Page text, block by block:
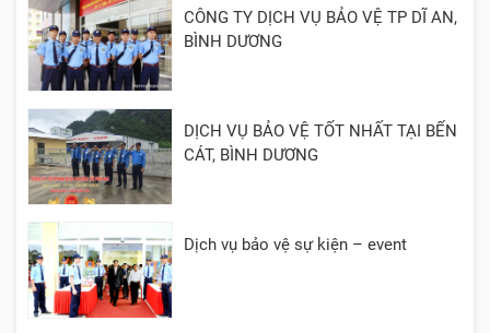
CÔNG TY DỊCH VỤ BẢO VỆ TP DĨ AN,
BÌNH DƯƠNG
DỊCH VỤ BẢO VỆ TỐT NHẤT TẠI BẾN
CÁT, BÌNH DƯƠNG
Dịch vụ bảo vệ sự kiện – event